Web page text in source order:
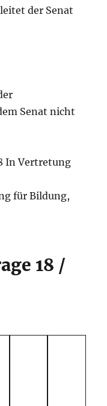
der Senat
Senat nicht
In Vertretung
für Bildung,
18 /